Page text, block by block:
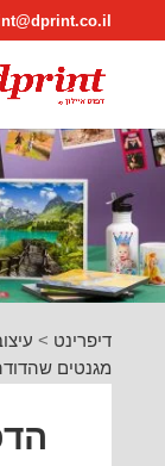
דיפרינט >
מגנטים